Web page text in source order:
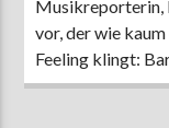
Musikreporterin,
vor, der wie
Feeling klingt: